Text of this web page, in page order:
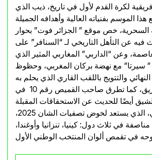
لكرة القدم لأول في تاريخ، ذيب الذي
هذا الموسم بفنياته العالية وأهدافه الجميلة
السحرية، خص موقع ” الجزائر فوت” بحوار
عن التأهل التاريخي لـ “السنافر” على
وعن “الداربي” المغاربي المثير الذي
” سيرتا” مع نهضة بركان المغربي، وحظوظ
والتتويج باللقب القاري الذي يحلم به
كل عشاق الفريق، كما تطرق صاحب القميص رقم 10 في
أيضًا للحديث عن الاستحقاقات المقبلة
للمنتخب المحلي، الذي يستعد لخوض تصفيات الشان 2025،
في ثلاث دول: كينيا، تنزانيا وأوغندا،